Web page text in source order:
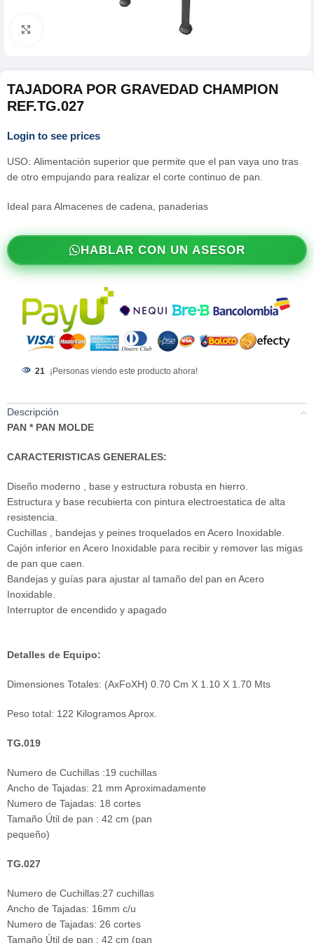
TAJADORA POR GRAVEDAD CHAMPION
REF.TG.027
Login to see prices
USO: Alimentación superior que permite que el pan vaya uno tras
de otro empujando para realizar el corte continuo de pan.
Ideal para Almacenes de cadena, panaderias
HABLAR CON UN ASESOR
21 ¡Personas viendo este producto ahora!
Descripción
PAN * PAN MOLDE
CARACTERISTICAS GENERALES:
Diseño moderno , base y estructura robusta en hierro.
Estructura y base recubierta con pintura electroestatica de alta
resistencia.
Cuchillas , bandejas y peines troquelados en Acero Inoxidable.
Cajón inferior en Acero Inoxidable para recibir y remover las migas
de pan que caen.
Bandejas y guías para ajustar al tamaño del pan en Acero
Inoxidable.
Interruptor de encendido y apagado
Detalles de Equipo:
Dimensiones Totales: (AxFoXH) 0.70 Cm X 1.10 X 1.70 Mts
Peso total: 122 Kilogramos Aprox.
TG.019
Numero de Cuchillas :19 cuchillas
Ancho de Tajadas: 21 mm Aproximadamente
Numero de Tajadas: 18 cortes
Tamaño Útil de pan : 42 cm (pan
pequeño)
TG.027
Numero de Cuchillas:27 cuchillas
Ancho de Tajadas: 16mm c/u
Numero de Tajadas: 26 cortes
Tamaño Útil de pan : 42 cm (pan